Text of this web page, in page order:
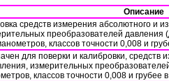
Описание
средств измерения абсолютного и
преобразователей давления
классов точности 0,008 и
для поверки и калибровки, средств
измерительных
классов точности 0,008 и